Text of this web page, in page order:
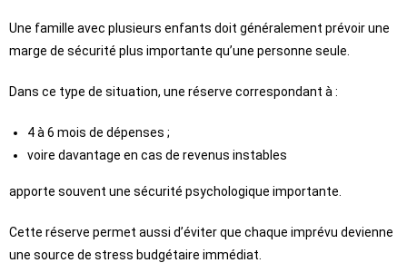
Une famille avec plusieurs enfants doit généralement prévoir une
marge de sécurité plus importante qu’une personne seule.
Dans ce type de situation, une réserve correspondant à :
4 à 6 mois de dépenses ;
voire davantage en cas de revenus instables
apporte souvent une sécurité psychologique importante.
Cette réserve permet aussi d’éviter que chaque imprévu devienne
une source de stress budgétaire immédiat.